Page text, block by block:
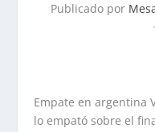
Publicado por
Empate en argentina
lo empató sobre el